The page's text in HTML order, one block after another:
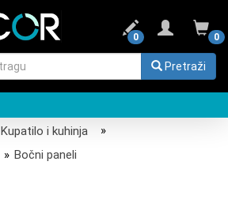
0
0
Pretraži
Kupatilo i kuhinja
»
» Bočni paneli